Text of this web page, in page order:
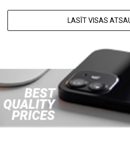
LASĪT VISAS